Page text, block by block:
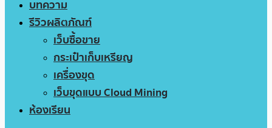
บทความ
รีวิวผลิตภัณฑ์
เว็บซื้อขาย
กระเป๋าเก็บเหรียญ
เครื่องขุด
เว็บขุดแบบ Cloud Mining
ห้องเรียน